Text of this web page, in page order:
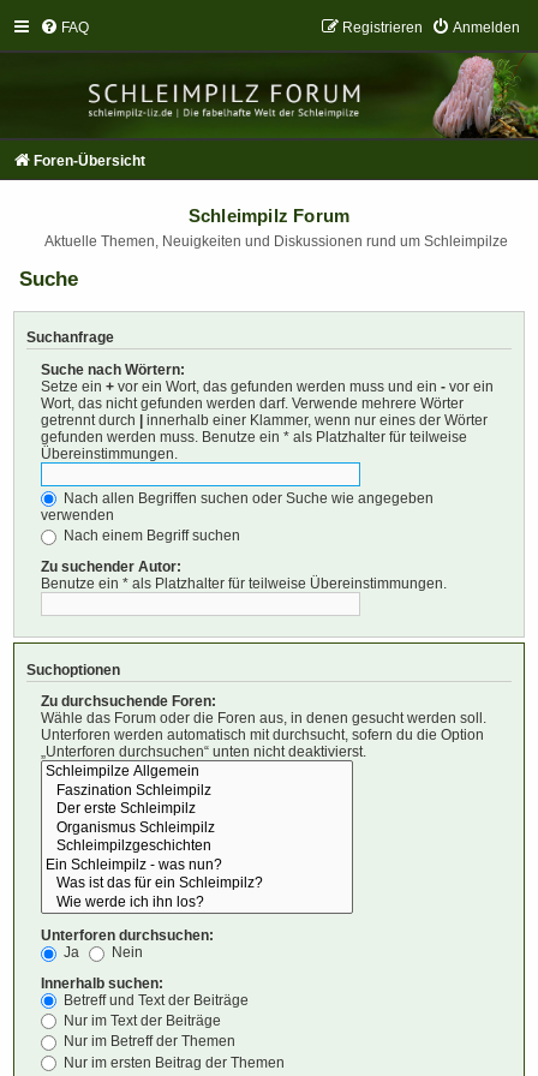
FAQ Anmelden
Registrieren
Foren-Übersicht
Schleimpilz Forum
Aktuelle Themen, Neuigkeiten und Diskussionen rund um Schleimpilze
Suche
Suchanfrage
Suche nach Wörtern:
Setze ein + vor ein Wort, das gefunden werden muss und ein - vor ein
Wort, das nicht gefunden werden darf. Verwende mehrere Wörter
getrennt durch
innerhalb einer Klammer, wenn nur eines der Wörter
gefunden werden muss. Benutze ein * als Platzhalter für teilweise
Übereinstimmungen.
Nach allen Begriffen suchen oder Suche wie angegeben
verwenden
Nach einem Begriff suchen
Zu suchender Autor:
Benutze ein * als Platzhalter für teilweise Übereinstimmungen.
Suchoptionen
Zu durchsuchende Foren:
Wähle das Forum oder die Foren aus, in denen gesucht werden soll.
Unterforen werden automatisch mit durchsucht, sofern du die Option
„Unterforen durchsuchen“ unten nicht deaktivierst.
Unterforen durchsuchen:
Ja
Nein
Innerhalb suchen:
Betreff und Text der Beiträge
Nur im Text der Beiträge
Nur im Betreff der Themen
Nur im ersten Beitrag der Themen